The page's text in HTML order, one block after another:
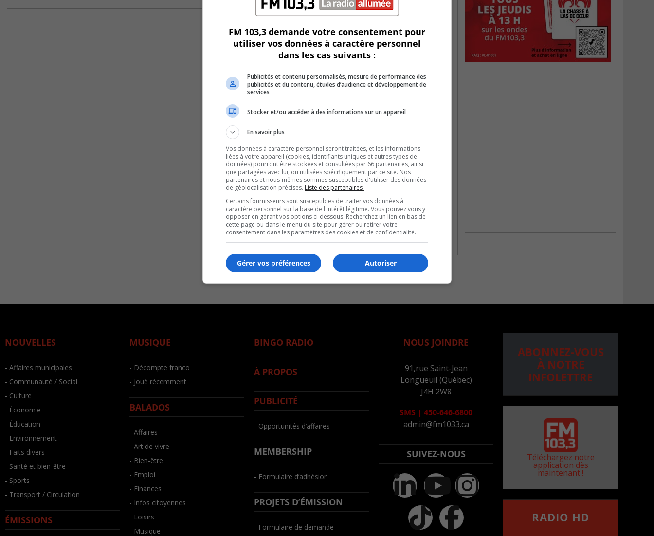
NOUVELLES
- Affaires municipales
- Communauté / Social
- Culture
- Économie
- Éducation
- Environnement
- Faits divers
- Santé et bien-être
- Sports
- Transport / Circulation
ÉMISSIONS
MUSIQUE
- Décompte franco
- Joué récemment
BALADOS
- Affaires
- Art de vivre
- Bien-être
- Emploi
- Finances
- Infos citoyennes
- Loisirs
- Musique
BINGO RADIO
À PROPOS
PUBLICITÉ
- Opportunités d’affaires
MEMBERSHIP
- Formulaire d’adhésion
PROJETS D’ÉMISSION
- Formulaire de demande
NOUS JOINDRE
91,rue Saint-Jean
Longueuil (Québec)
J4H 2W8
SMS | 450-646-6800
admin@fm1033.ca
SUIVEZ-NOUS
ABONNEZ-VOUS
À NOTRE
INFOLETTRE
Téléchargez notre
application dès
maintenant !
RADIO HD
FM 103,3 demande votre consentement pour
utiliser vos données à caractère personnel
dans les cas suivants :
Publicités et contenu personnalisés, mesure de performance des
publicités et du contenu, études d’audience et développement de
services
Stocker et/ou accéder à des informations sur un appareil
En savoir plus
Vos données à caractère personnel seront traitées, et les informations
liées à votre appareil (cookies, identifiants uniques et autres types de
données) pourront être stockées et consultées par 66 partenaires, ainsi
que partagées avec lui, ou utilisées spécifiquement par ce site. Nos
partenaires et nous-mêmes sommes susceptibles d'utiliser des données
de géolocalisation précises. Liste des partenaires.
Certains fournisseurs sont susceptibles de traiter vos données à
caractère personnel sur la base de l'intérêt légitime. Vous pouvez vous y
opposer en gérant vos options ci-dessous. Recherchez un lien en bas de
cette page ou dans le menu du site pour gérer ou retirer votre
consentement dans les paramètres des cookies et de confidentialité.
Autoriser
Gérer vos préférences